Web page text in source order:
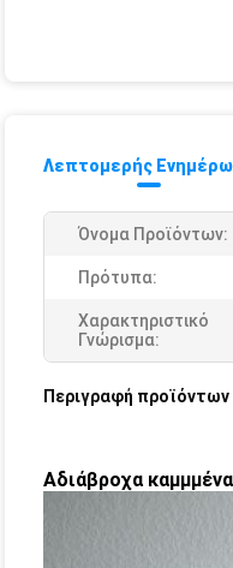
Λεπτομερής
Όνομα Προϊόντων:
Πρότυπα:
Χαρακτηριστικό
Γνώρισμα:
Περιγραφή προϊόντων
Αδιάβροχα